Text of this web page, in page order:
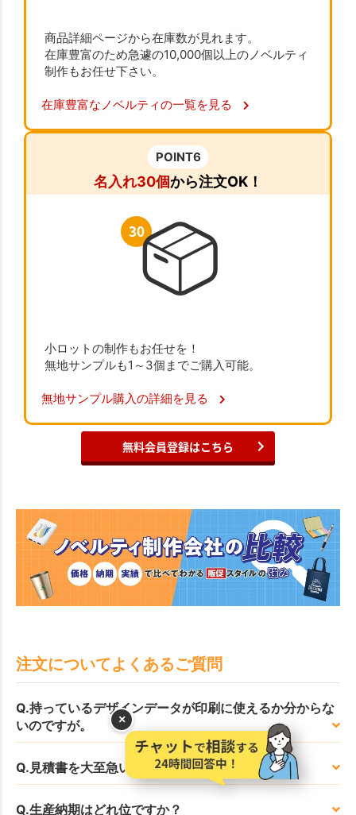
商品詳細ページから在庫数が見れます。
在庫豊富のため急遽の10,000個以上のノベルティ
制作もお任せ下さい。
在庫豊富なノベルティの一覧を見る
POINT6
名入れ30個から注文OK！
小ロットの制作もお任せを！
無地サンプルも1～3個までご購入可能。
無地サンプル購入の詳細を見る
無料会員登録はこちら
注文についてよくあるご質問
Q.持っているデザインデータが印刷に使えるか分からな
いのですが。
Q.見積書を大至急いただけますか？
Q.生産納期はどれ位ですか？
×